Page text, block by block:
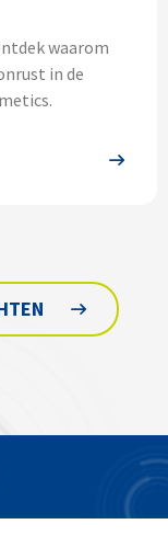
waarom
in de